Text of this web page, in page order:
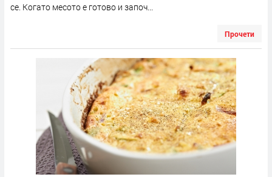
се. Когато месото е готово и започ...
Прочети